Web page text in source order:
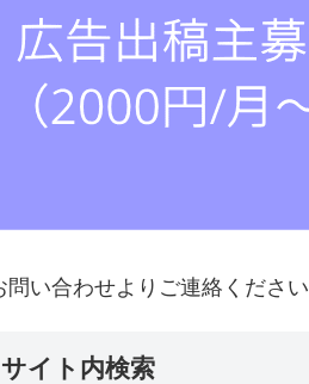
問い合わせよりご連絡ください
サイト内検索